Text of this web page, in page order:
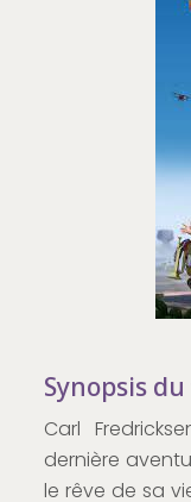
Synopsis
Carl
dernière
le rêve de sa